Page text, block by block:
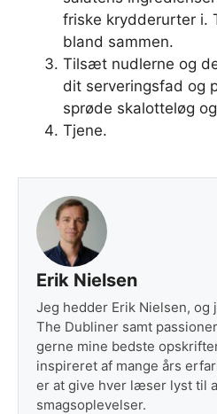
friske krydderurter i.
bland sammen.
Tilsæt nudlerne og
dit serveringsfad og
sprøde skalotteløg
Tjene.
Erik Nielsen
Jeg hedder Erik Nielsen, og
The Dubliner samt
gerne mine bedste
inspireret af mange års
er at give hver læser lyst til
smagsoplevelser.